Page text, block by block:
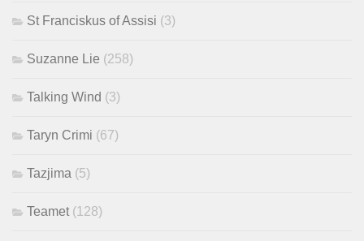
St Franciskus of Assisi (3)
Suzanne Lie (258)
Talking Wind (3)
Taryn Crimi (67)
Tazjima (5)
Teamet (128)